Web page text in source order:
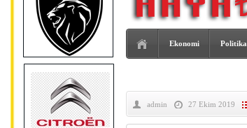
Ekonomi Politika
admin 27 Ekim 2019